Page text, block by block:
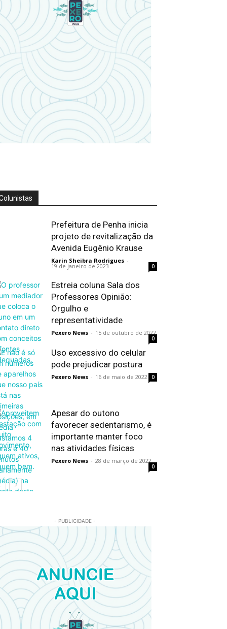
Prefeitura de Penha inicia
projeto de revitalização da
Avenida Eugênio Krause
Karin Sheibra Rodrigues -
19 de janeiro de 2023 0
Estreia coluna Sala dos
Professores Opinião:
Orgulho e
representatividade
Pexero News - 15 de outubro de 2022
0
Uso excessivo do celular
pode prejudicar postura
Pexero News - 16 de maio de 2022 0
Apesar do outono
favorecer sedentarismo, é
importante manter foco
nas atividades físicas
Pexero News - 28 de março de 2022
0
- PUBLICIDADE -